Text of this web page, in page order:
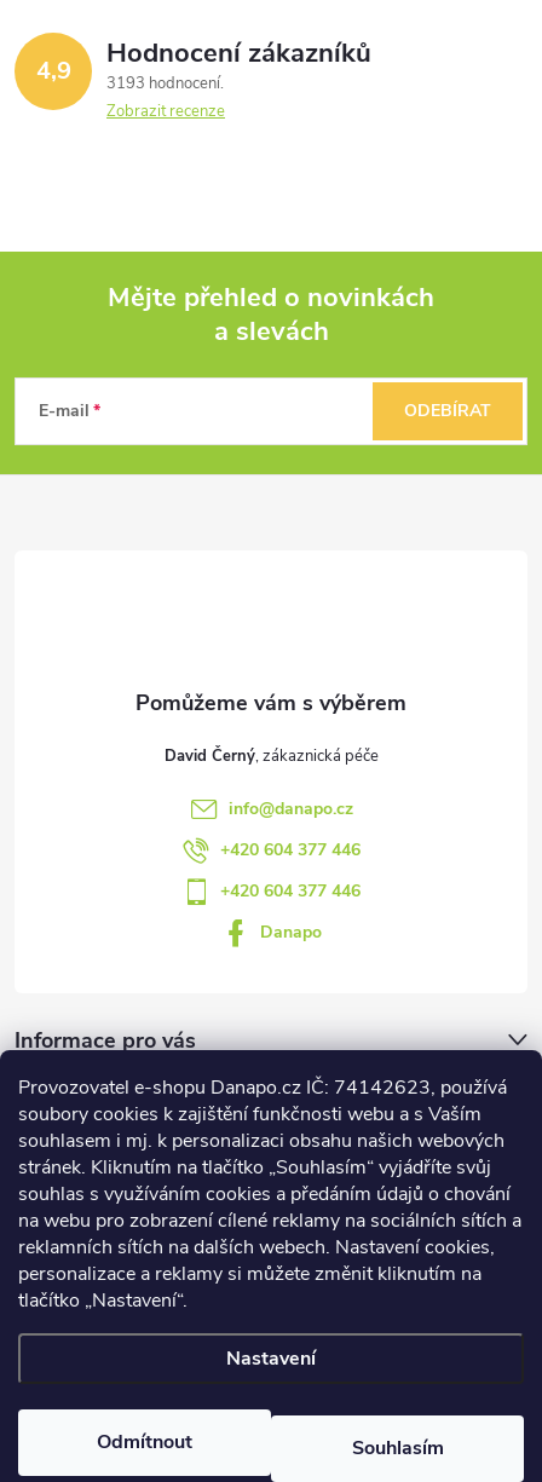
Provozovatel e-shopu Danapo.cz IČ: 74142623, používá
soubory cookies k zajištění funkčnosti webu a s Vaším
souhlasem i mj. k personalizaci obsahu našich webových
stránek. Kliknutím na tlačítko „Souhlasím“ vyjádříte svůj
souhlas s využíváním cookies a předáním údajů o chování
na webu pro zobrazení cílené reklamy na sociálních sítích a
reklamních sítích na dalších webech. Nastavení cookies,
personalizace a reklamy si můžete změnit kliknutím na
tlačítko „Nastavení“.
Nastavení
Odmítnout Souhlasím
4,9 Hodnocení zákazníků
3193 hodnocení
Zobrazit recenze
p
Mějte přehled o novinkách
a slevách
E-mail ODEBÍRAT
David Černý
info@danapo.cz
+420 604 377 446
+420 604 377 446
Danapo
Informace pro vás
Dotazník
Co upřednosťnujete?
Počet hlasů:437
Facebook
Upravit nastavení cookies